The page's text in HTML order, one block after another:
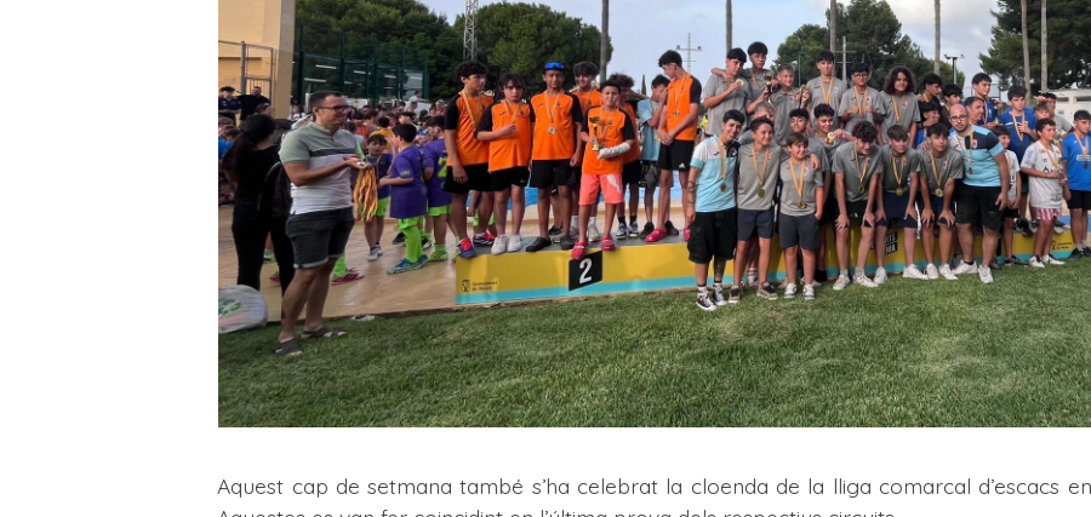
Aquest cap de setmana també s’ha celebrat la cloenda de la lliga comarcal d’escacs